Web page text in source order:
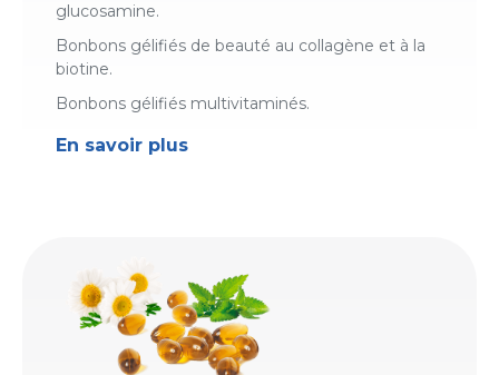
glucosamine.
Bonbons gélifiés de beauté au collagène et à la
biotine.
Bonbons gélifiés multivitaminés.
En savoir plus